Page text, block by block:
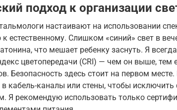
подход к организации
настаивают на использовании
естественному. Слишком «синий» свет в
что мешает ребенку заснуть. Я
цветопередачи (CRI) — чем он выше, тем
Безопасность здесь стоит на первом
кабель-каналы или стены, чтобы исключить
Я рекомендую использовать только